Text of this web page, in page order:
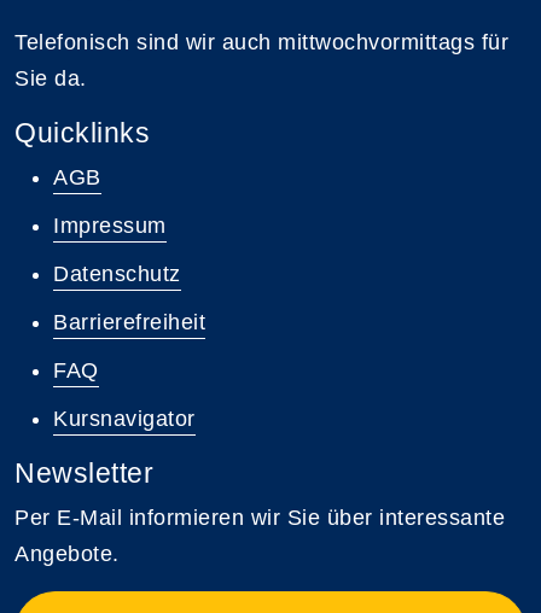
Telefonisch sind wir auch mittwochvormittags für
Sie da.
Quicklinks
AGB
Impressum
Datenschutz
Barrierefreiheit
FAQ
Kursnavigator
Newsletter
Per E-Mail informieren wir Sie über interessante
Angebote.